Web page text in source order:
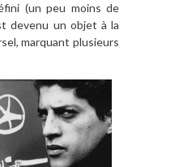
(un peu moins de
devenu un objet à la
marquant plusieurs